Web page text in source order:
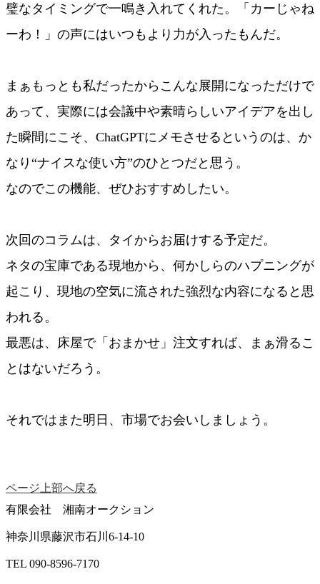
璧なタイミングで一鳴き入れてくれた。「カーじゃね
ーわ！」の声にはいつもより力が入ったもんだ。
まぁもっとも私だったからこんな展開になっただけで
あって、実際には会議中や素晴らしいアイデアを出し
た瞬間にこそ、ChatGPTにメモさせるというのは、か
なり“ナイスな使い方”のひとつだと思う。
なのでこの機能、ぜひおすすめしたい。
次回のコラムは、タイからお届けする予定だ。
ネタの宝庫である現地から、何かしらのハプニングが
起こり、現地の空気に流された強烈な内容になると思
われる。
最悪は、床屋で「おまかせ」注文すれば、まぁ滑るこ
とはないだろう。
それではまた明日、市場でお会いしましょう。
ページ上部へ戻る
有限会社 湘南オークション
神奈川県藤沢市石川6-14-10
TEL 090-8596-7170